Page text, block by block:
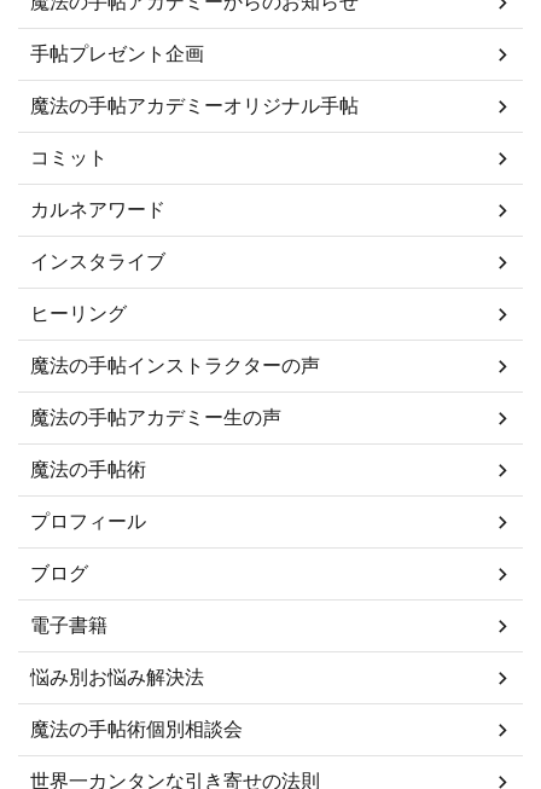
手帖プレゼント企画
魔法の手帖アカデミーオリジナル手帖
コミット
カルネアワード
インスタライブ
ヒーリング
魔法の手帖インストラクターの声
魔法の手帖アカデミー生の声
魔法の手帖術
プロフィール
ブログ
電子書籍
悩み別お悩み解決法
魔法の手帖術個別相談会
世界一カンタンな引き寄せの法則